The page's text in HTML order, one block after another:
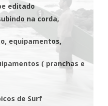
editado
na corda,
equipamentos,
( pranchas e
de Surf